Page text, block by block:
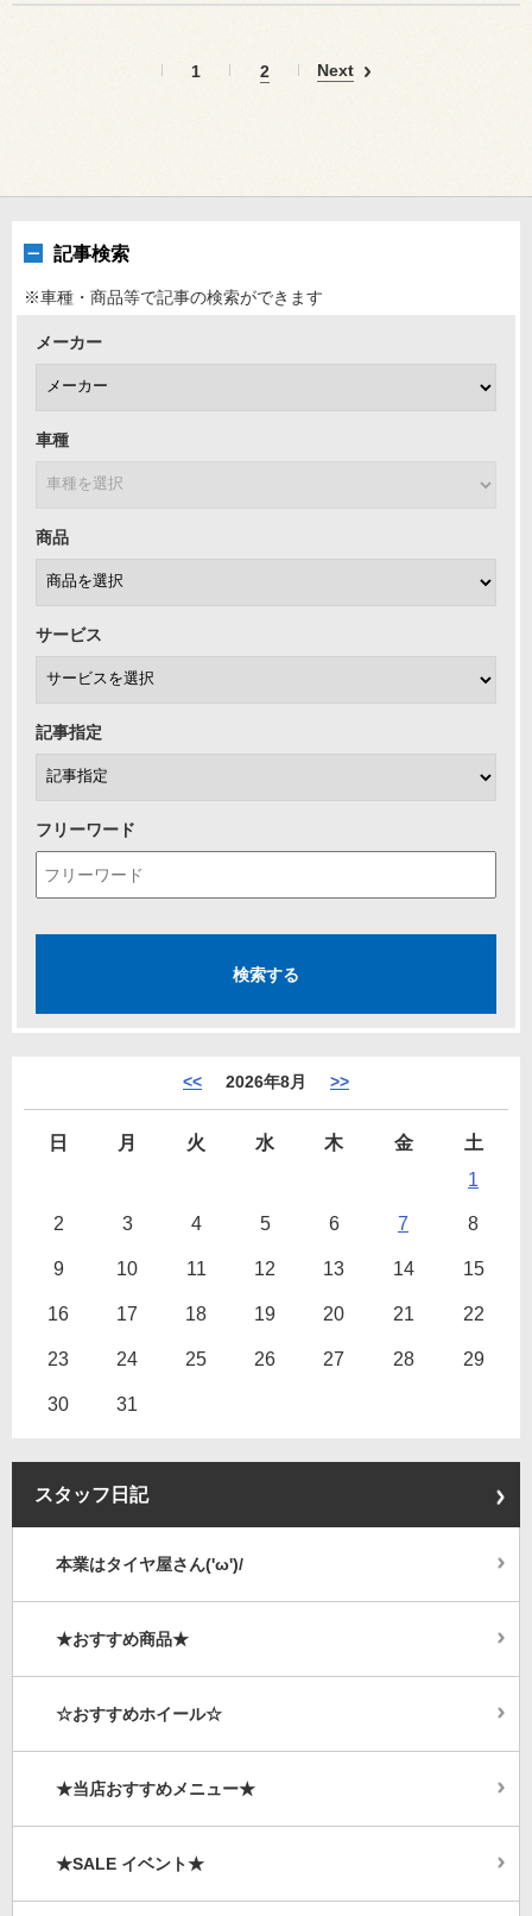
1 2 Next
記事検索
※車種・商品等で記事の検索ができます
メーカー
車種
商品
サービス
記事指定
フリーワード
<< 2026年8月 >>
日 月 火 水 木 金
土
1
2 3 4 5 6 7 8
9 10 11 12 13 14 15
16 17 18 19 20 21 22
23 24 25 26 27 28 29
30 31
スタッフ日記
本業はタイヤ屋さん('ω')/
★おすすめ商品★
☆おすすめホイール☆
★当店おすすめメニュー★
★SALE イベント★